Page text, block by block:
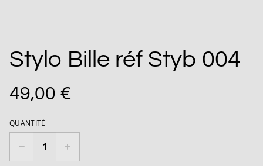
Stylo Bille réf Styb 004
49,00 €
QUANTITÉ